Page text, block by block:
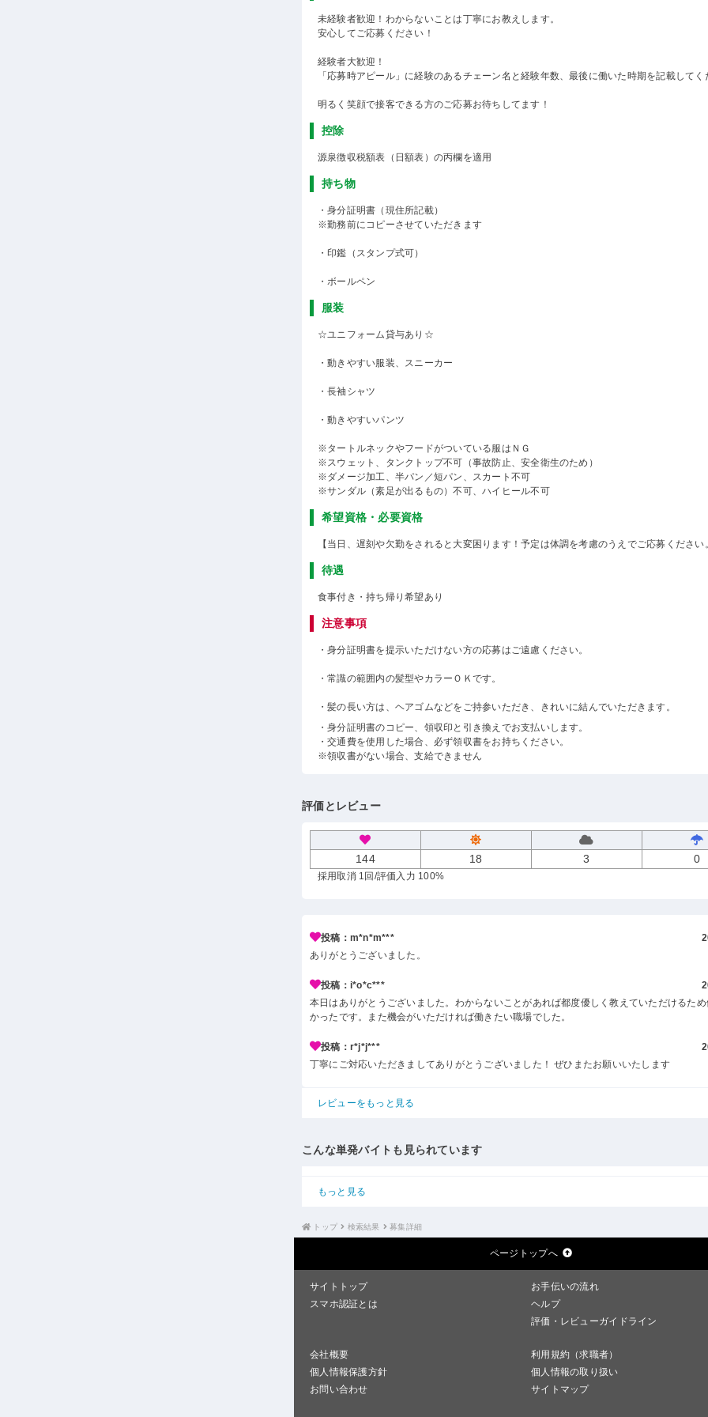
未経験者歓迎！わからないことは丁寧にお教えします。
安心してご応募ください！
経験者大歓迎！
「応募時アピール」に経験のあるチェーン名と経験年数、最後に働いた時期を記載してく
明るく笑顔で接客できる方のご応募お待ちしてます！
控除
源泉徴収税額表（日額表）の丙欄を適用
持ち物
・身分証明書（現住所記載）
※勤務前にコピーさせていただきます
・印鑑（スタンプ式可）
・ボールペン
服装
☆ユニフォーム貸与あり☆
・動きやすい服装、スニーカー
・長袖シャツ
・動きやすいパンツ
※タートルネックやフードがついている服はＮＧ
※スウェット、タンクトップ不可（事故防止、安全衛生のため）
※ダメージ加工、半パン／短パン、スカート不可
※サンダル（素足が出るもの）不可、ハイヒール不可
希望資格・必要資格
【当日、遅刻や欠勤をされると大変困ります！予定は体調を考慮のうえでご応募ください
待遇
食事付き・持ち帰り希望あり
注意事項
・身分証明書を提示いただけない方の応募はご遠慮ください。
・常識の範囲内の髪型やカラーＯＫです。
・髪の長い方は、ヘアゴムなどをご持参いただき、きれいに結んでいただきます。
・身分証明書のコピー、領収印と引き換えでお支払いします。
・交通費を使用した場合、必ず領収書をお持ちください。
※領収書がない場合、支給できません
評価とレビュー
144 18 3 0
採用取消 1回 /評価入力 100%
投稿：m*n*m***
ありがとうございました。
投稿：i*o*c***
本日はありがとうございました。わからないことがあれば都度優しく教えていただけるた
かったです。また機会がいただければ働きたい職場でした。
投稿：r*j*j***
丁寧にご対応いただきましてありがとうございました！ ぜひまたお願いいたします
レビューをもっと見る
こんな単発バイトも見られています
もっと見る
トップ 検索結果 募集詳細
ページトップへ
サイトトップ
お手伝いの流れ
スマホ認証とは
ヘルプ
評価・レビューガイドライン
会社概要
利用規約（求職者）
個人情報保護方針
個人情報の取り扱い
お問い合わせ
サイトマップ